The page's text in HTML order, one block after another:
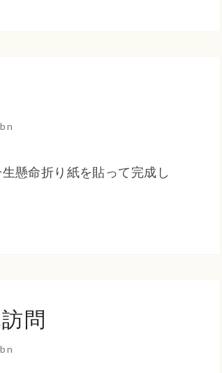
会
懸命折り紙を貼って完成し
問